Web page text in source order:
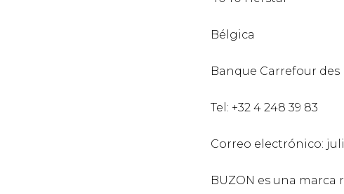
Bélgica
Banque Carrefour des
Tel: +32 4 248 39 83
Correo electrónico:
BUZON es una marca